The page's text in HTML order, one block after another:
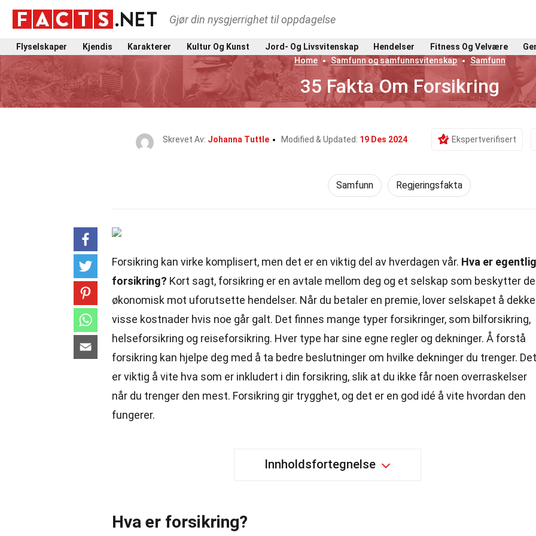
Gjør din nysgjerrighet til oppdagelse
Flyselskaper Kjendis Karakterer Kultur Og Kunst Jord- Og Livsvitenskap Hendelser Fitness Og Velvære
Home
Samfunn og samfunnsvitenskap Samfunn
35 Fakta Om Forsikring
Skrevet Av: Johanna Tuttle Modified & Updated: 19 Des 2024 Ekspertverifisert
Samfunn Regjeringsfakta
Forsikring kan virke komplisert, men det er en viktig del av hverdagen vår. Hva er egentlig
forsikring? Kort sagt, forsikring er en avtale mellom deg og et selskap som beskytter
økonomisk mot uforutsette hendelser. Når du betaler en premie, lover selskapet å dekke
visse kostnader hvis noe går galt. Det finnes mange typer forsikringer, som bilforsikring,
helseforsikring og reiseforsikring. Hver type har sine egne regler og dekninger. Å forstå
forsikring kan hjelpe deg med å ta bedre beslutninger om hvilke dekninger du trenger. Det
er viktig å vite hva som er inkludert i din forsikring, slik at du ikke får noen overraskelser
når du trenger den mest. Forsikring gir trygghet, og det er en god idé å vite hvordan den
fungerer.
Innholdsfortegnelse
Hva er forsikring?